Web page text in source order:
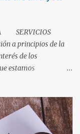
SERVICIOS
a principios de la
de los
estamos
momento es una
sea un comprador
o un vendedor